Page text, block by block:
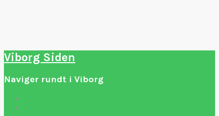
Viborg Siden
Naviger rundt i Viborg